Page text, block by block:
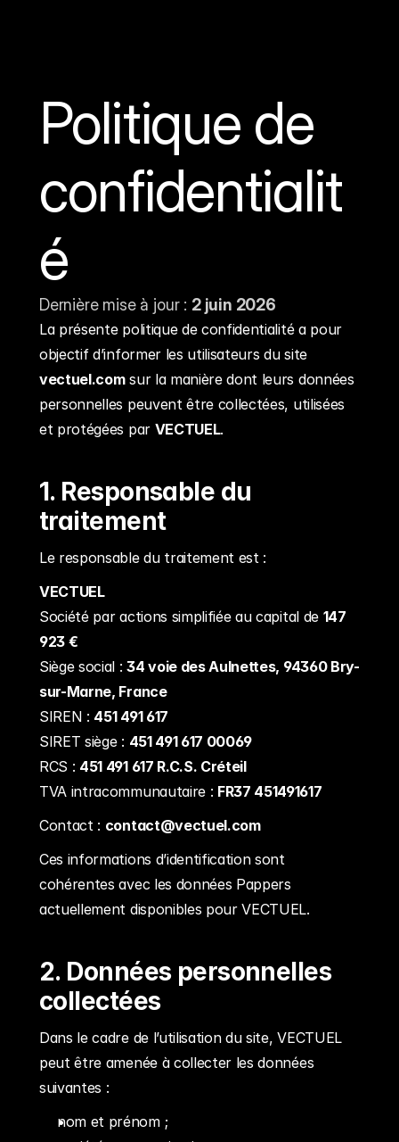
Politique de
confidentialit
é
Dernière mise à jour : 2 juin 2026
La présente politique de confidentialité a pour
objectif d’informer les utilisateurs du site
vectuel.com sur la manière dont leurs données
personnelles peuvent être collectées, utilisées
et protégées par VECTUEL.
1. Responsable du
traitement
Le responsable du traitement est :
VECTUEL
Société par actions simplifiée au capital de 147
923 €
Siège social : 34 voie des Aulnettes, 94360 Bry-
sur-Marne, France
SIREN : 451 491 617
SIRET siège : 451 491 617 00069
RCS : 451 491 617 R.C.S. Créteil
TVA intracommunautaire : FR37 451491617
Contact : contact@vectuel.com
Ces informations d’identification sont
cohérentes avec les données Pappers
actuellement disponibles pour VECTUEL.
2. Données personnelles
collectées
Dans le cadre de l’utilisation du site, VECTUEL
peut être amenée à collecter les données
suivantes :
nom et prénom ;